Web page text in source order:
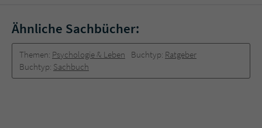
Ähnliche Sachbücher:
Themen: Psychologie & Leben Buchtyp: Ratgeber
Buchtyp: Sachbuch